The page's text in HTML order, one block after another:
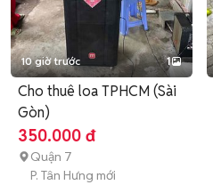
10 giờ trước 1
Cho thuê loa TPHCM (Sài
Gòn)
350.000 đ
Quận 7
P. Tân Hưng mới